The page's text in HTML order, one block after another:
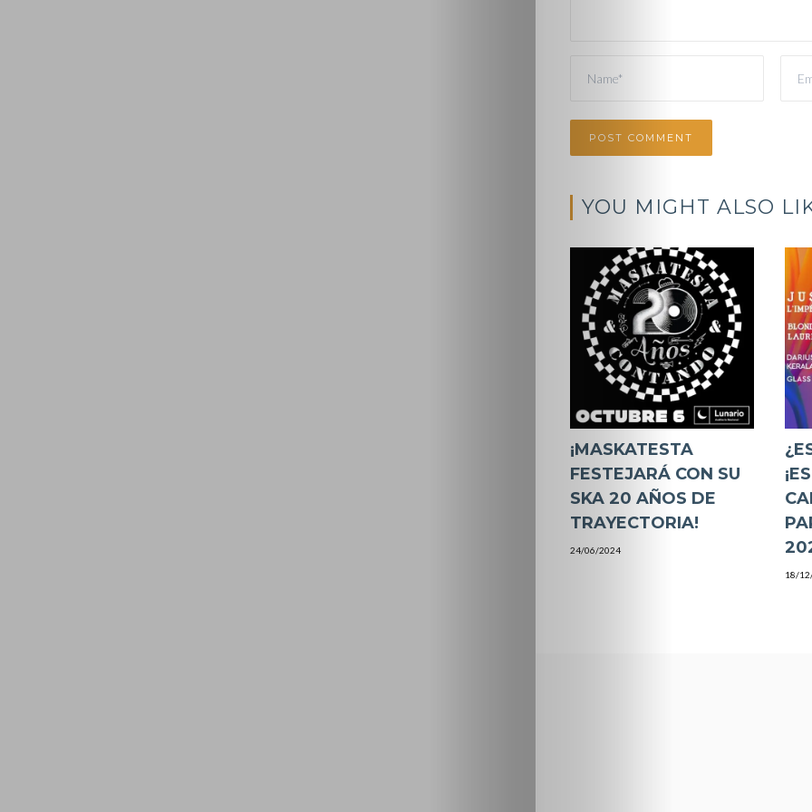
YOU MIGHT ALSO
¡MASKATESTA
FESTEJARÁ CON SU
SKA 20 AÑOS DE
TRAYECTORIA!
24/06/2024
18/